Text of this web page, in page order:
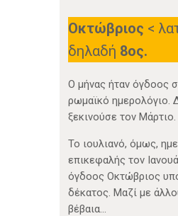
Οκτώβριος <
δηλαδή 8ος.
Ο μήνας ήταν όγδοος
ρωμαϊκό ημερολόγιο.
ξεκινούσε τον Μάρτιο.
Το ιουλιανό, όμως,
επικεφαλής τον
όγδοος Οκτώβριος
δέκατος. Μαζί με
βέβαια…